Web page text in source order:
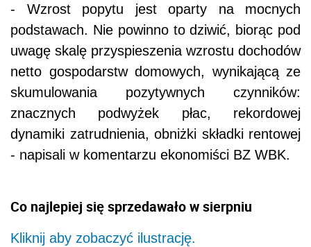
- Wzrost popytu jest oparty na mocnych
podstawach. Nie powinno to dziwić, biorąc pod
uwagę skalę przyspieszenia wzrostu dochodów
netto gospodarstw domowych, wynikającą ze
skumulowania pozytywnych czynników:
znacznych podwyżek płac, rekordowej
dynamiki zatrudnienia, obniżki składki rentowej
- napisali w komentarzu ekonomiści BZ WBK.
Co najlepiej się sprzedawało w sierpniu
Kliknij aby zobaczyć ilustrację.